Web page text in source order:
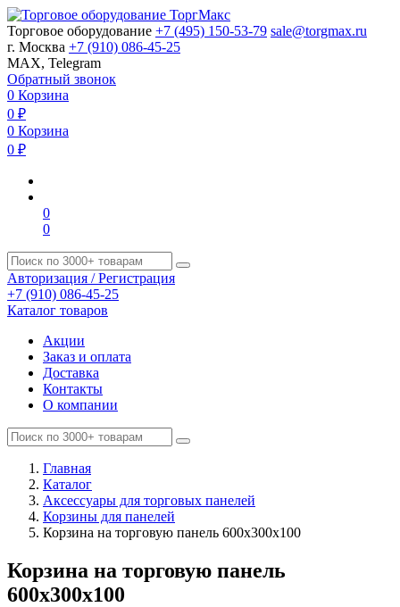
Торговое оборудование +7 (495) 150-53-79 sale@torgmax.ru
г. Москва +7 (910) 086-45-25
MAX, Telegram
Обратный звонок
0 Корзина
0 ₽
0 Корзина
0 ₽
0
0
Авторизация / Регистрация
+7 (910) 086-45-25
Каталог товаров
Акции
Заказ и оплата
Доставка
Контакты
О компании
Главная
Каталог
Аксессуары для торговых панелей
Корзины для панелей
Корзина на торговую панель 600х300х100
Корзина на торговую панель
600х300х100